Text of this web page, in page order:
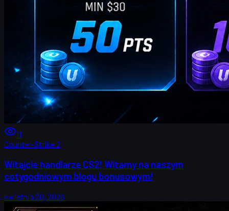
11
Counter-Strike 2
Witajcie handlarze CS2! Witamy na naszym
cotygodniowym blogu bonusowym!
kwietnia 20, 2026